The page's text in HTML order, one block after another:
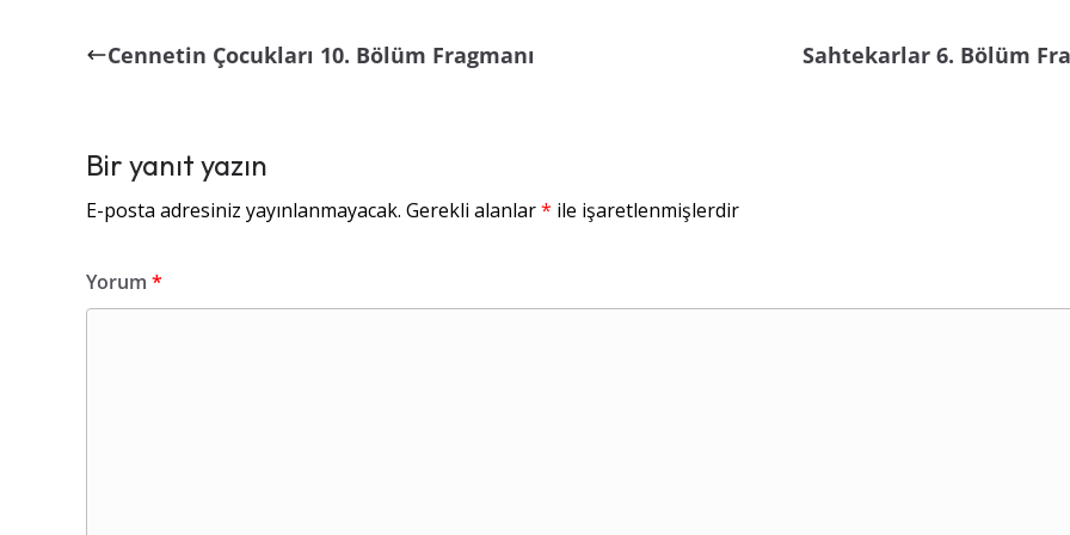
Cennetin Çocukları 10. Bölüm Fragmanı Sahtekarlar 6. Bölüm
Bir yanıt yazın
E-posta adresiniz yayınlanmayacak. Gerekli alanlar* ile işaretlenmişlerdir
Yorum *